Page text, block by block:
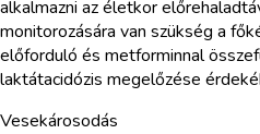
alkalmazni az életkor
monitorozására van szükség a
előforduló és metforminnal
laktátacidózis megelőzése
Vesekárosodás